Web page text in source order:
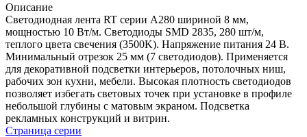
Описание
Светодиодная лента RT серии A280 шириной 8 мм,
мощностью 10 Вт/м. Светодиоды SMD 2835, 280 шт/м,
теплого цвета свечения (3500K). Напряжение питания 24 В.
Минимальный отрезок 25 мм (7 светодиодов). Применяется
для декоративной подсветки интерьеров, потолочных ниш,
рабочих зон кухни, мебели. Высокая плотность светодиодов
позволяет избегать световых точек при установке в профиле
небольшой глубины с матовым экраном. Подсветка
рекламных конструкций и витрин.
Страница серии